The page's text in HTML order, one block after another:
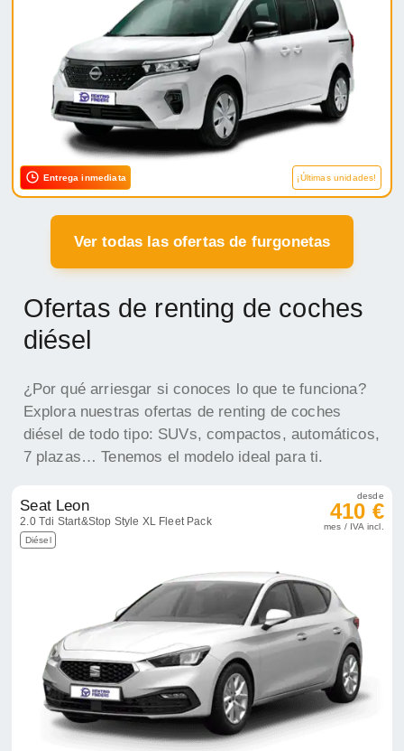
Entrega inmediata ¡Últimas unidades!
Ver todas las ofertas de furgonetas
Ofertas de renting de coches
diésel
¿Por qué arriesgar si conoces lo que te funciona?
Explora nuestras ofertas de renting de coches
diésel de todo tipo: SUVs, compactos, automáticos,
7 plazas… Tenemos el modelo ideal para ti.
Seat Leon
2.0 Tdi Start&Stop Style XL Fleet Pack
Diésel
desde
410 €
mes / IVA incl.